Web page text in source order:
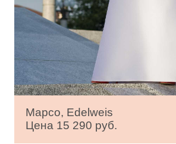
Марсо, Edelweis
Цена 15 290 руб.